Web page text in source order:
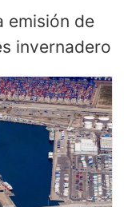
emisión de
invernadero